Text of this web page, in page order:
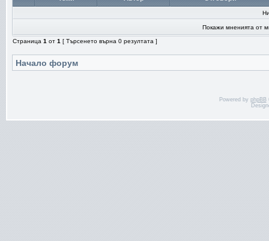
Покажи мненията от
Страница 1 от 1 [ Търсенето върна 0 резултата ]
Начало форум
Powered by phpBB